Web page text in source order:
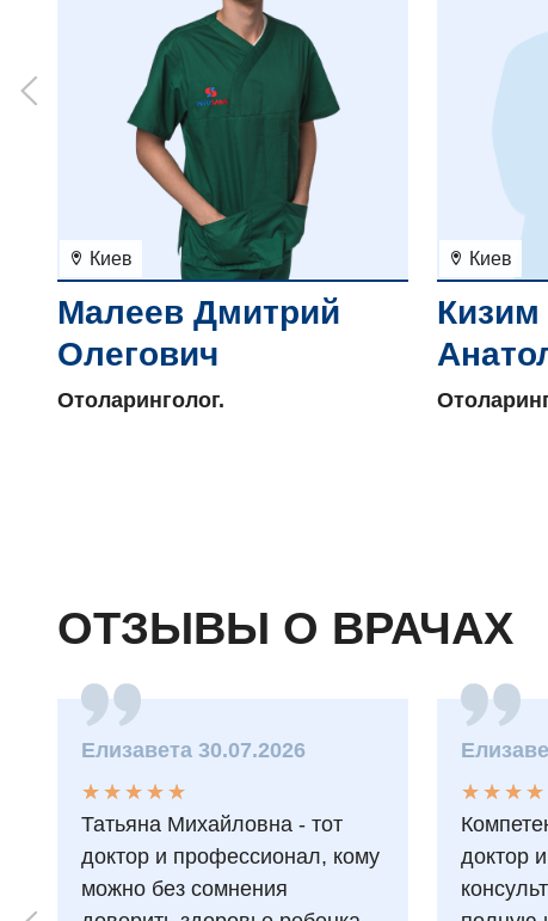
Киев
Малеев Дмитрий
Олегович
Отоларинголог.
Киев
ОТЗЫВЫ О ВРАЧАХ
Елизавета 30.07.2026
★
★
★
★
★
★ ★ ★ ★ ★
Татьяна Михайловна - тот
доктор и профессионал, кому
можно без сомнения
★
★
★
★
★ ★ ★ ★
доктор